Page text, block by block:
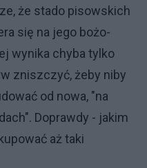
że stado pisowskich
się na jego bożo-
wynika chyba tylko
zniszczyć, żeby niby
od nowa, "na
Doprawdy - jakim
aż taki